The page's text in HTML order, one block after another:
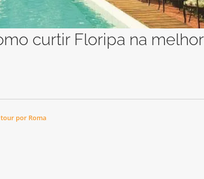
curtir Floripa na melhor